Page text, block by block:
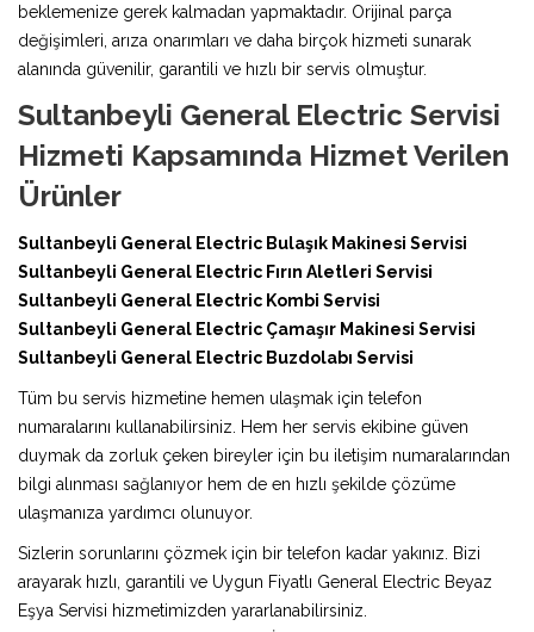
beklemenize gerek kalmadan yapmaktadır. Orijinal parça
değişimleri, arıza onarımları ve daha birçok hizmeti sunarak
alanında güvenilir, garantili ve hızlı bir servis olmuştur.
Sultanbeyli General Electric Servisi
Hizmeti Kapsamında Hizmet Verilen
Ürünler
Sultanbeyli General Electric Bulaşık Makinesi Servisi
Sultanbeyli General Electric Fırın Aletleri Servisi
Sultanbeyli General Electric Kombi Servisi
Sultanbeyli General Electric Çamaşır Makinesi Servisi
Sultanbeyli General Electric Buzdolabı Servisi
Tüm bu servis hizmetine hemen ulaşmak için telefon
numaralarını kullanabilirsiniz. Hem her servis ekibine güven
duymak da zorluk çeken bireyler için bu iletişim numaralarından
bilgi alınması sağlanıyor hem de en hızlı şekilde çözüme
ulaşmanıza yardımcı olunuyor.
Sizlerin sorunlarını çözmek için bir telefon kadar yakınız. Bizi
arayarak hızlı, garantili ve Uygun Fiyatlı General Electric Beyaz
Eşya Servisi hizmetimizden yararlanabilirsiniz.